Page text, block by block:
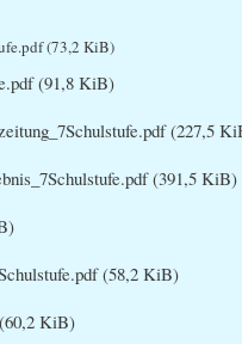
(73,2 KiB)
(91,8 KiB)
(227,5
(391,5 KiB)
(58,2 KiB)
(60,2 KiB)